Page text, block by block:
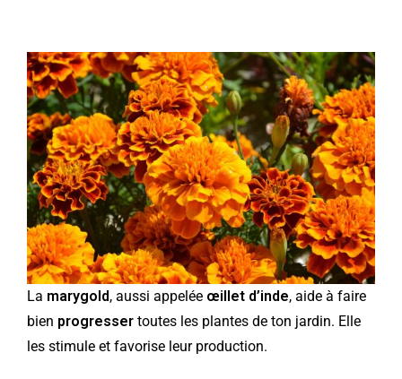
La marygold, aussi appelée œillet d’inde, aide à faire
bien progressertoutes les plantes de ton jardin. Elle
les stimule et favorise leur production.